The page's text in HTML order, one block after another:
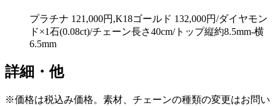
プラチナ 121,000円,K18ゴールド 132,000円/ダイヤモン
ド×1石(0.08ct)/チェーン長さ40cm/トップ縦約8.5mm-横
6.5mm
詳細・他
※価格は税込み価格。素材、チェーンの種類の変更はお問い